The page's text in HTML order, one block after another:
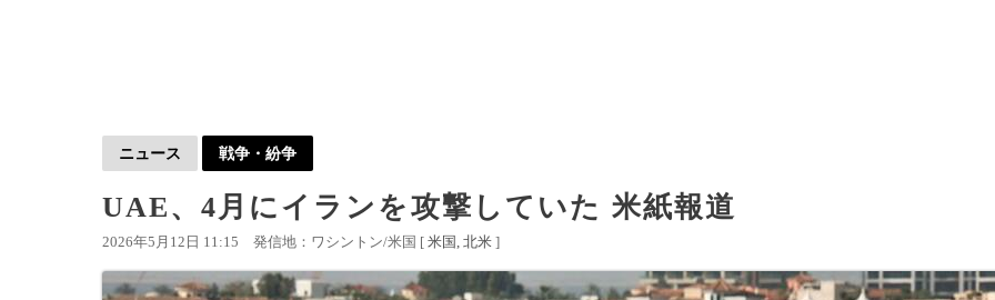
ニュース 戦争・紛争
UAE、4月にイランを攻撃していた 米紙報道
2026年5月12日 11:15 発信地：ワシントン/米国 [ 米国 北米 ]